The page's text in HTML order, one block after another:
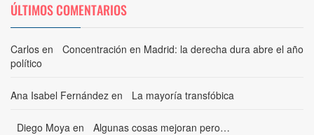
ÚLTIMOS COMENTARIOS
Carlos en
Concentración en Madrid: la derecha dura abre el año
político
Ana Isabel Fernández en La mayoría transfóbica
Diego Moya en Algunas cosas mejoran pero…